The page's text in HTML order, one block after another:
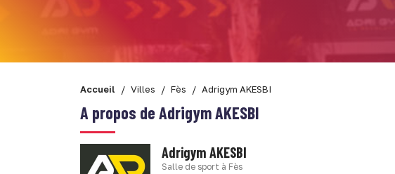
Accueil Villes Fès Adrigym AKESBI
A propos de Adrigym AKESBI
Adrigym AKESBI
Salle de sport à Fès